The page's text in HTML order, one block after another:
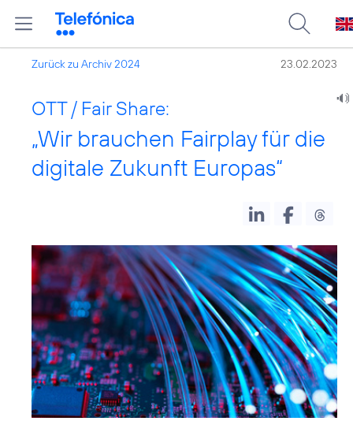
Zurück zu Archiv 2024 23.02.2023
OTT / Fair Share:
„Wir brauchen Fairplay für die
digitale Zukunft Europas“